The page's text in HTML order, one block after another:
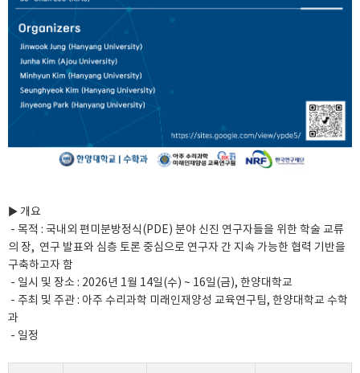
▶ 개요
- 목적 : 국내외 편미분방정식(PDE) 분야 신진 연구자들을 위한 학술 교류
의 장, 연구 발표와 심층 토론 중심으로 연구자 간 지속 가능한 협력 기반을
구축하고자 함
- 일시 및 장소 : 2026년 1월 14일(수) ~ 16일(금), 한양대학교
- 주최 및 주관 : 아주 수리과학 미래인재양성 교육연구팀, 한양대학교 수학
과
- 일정